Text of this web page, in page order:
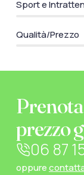
Sport e
Qualità/Prezzo
prezzo
06 87
oppure